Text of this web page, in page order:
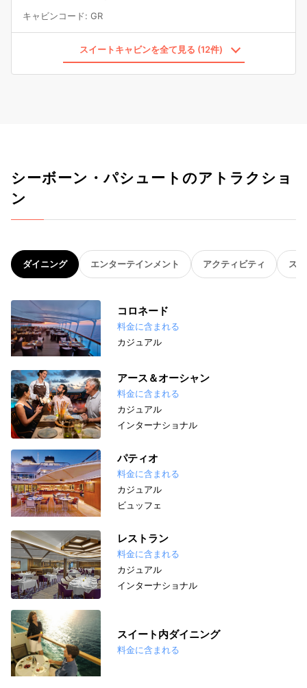
キャビンコード: GR
スイートキャビンを全て見る (12件)
シーボーン・パシュートのアトラクショ
ン
ダイニング エンターテインメント アクティビティ ス
コロネード
料金に含まれる
カジュアル
アース＆オーシャン
料金に含まれる
カジュアル
インターナショナル
パティオ
料金に含まれる
カジュアル
ビュッフェ
レストラン
料金に含まれる
カジュアル
インターナショナル
スイート内ダイニング
料金に含まれる